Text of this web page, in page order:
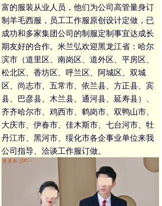
富的服装从业人员，他们为公司高管量身订
制羊毛西服 ， 员工工作服原创设计定做，已
成功和多家集团公司的制服定制事宜达成长
期友好的合作。米兰弘欢迎黑龙江省：哈尔
滨市（道里区、南岗区、道外区、平房区、
松北区、香坊区、呼兰区、阿城区、双城
区、尚志市、五常市、依兰县、方正县、宾
县、巴彦县、木兰县、通河县、延寿县）、
齐齐哈尔市、鸡西市、鹤岗市、双鸭山市、
大庆市、伊春市、佳木斯市、七台河市、牡
丹江市、黑河市、绥化市各企事业单位来我
公司指导、洽谈工作服订做。